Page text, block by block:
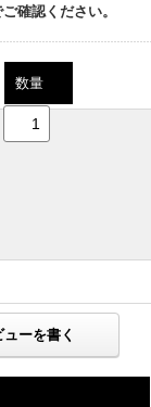
確認ください。
数量
ューを書く